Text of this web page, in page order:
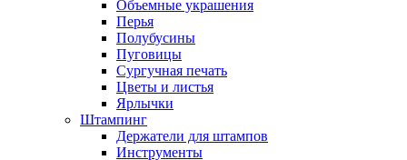
Объемные украшения
Перья
Полубусины
Пуговицы
Сургучная печать
Цветы и листья
Ярлычки
Штампинг
Держатели для штампов
Инструменты